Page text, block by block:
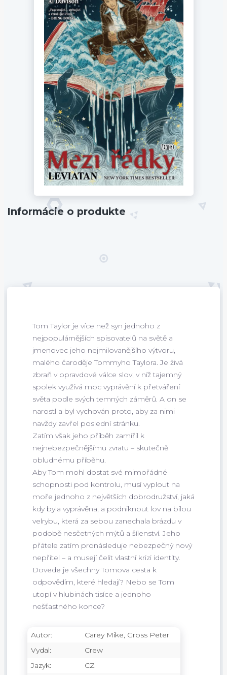
Informácie o produkte
Tom Taylor je více než syn jednoho z
nejpopulárnějších spisovatelů na světě a
jmenovec jeho nejmilovanějšího výtvoru,
malého čaroděje Tommyho Taylora. Je živá
zbraň v opravdové válce slov, v níž tajemný
spolek využívá moc vyprávění k přetváření
světa podle svých temných záměrů. A on se
narostl a byl vychován proto, aby za nimi
navždy zavřel poslední stránku.
Zatím však jeho příběh zamířil k
nejnebezpečnějšímu zvratu – skutečně
obludnému příběhu.
Aby Tom mohl dostat své mimořádné
schopnosti pod kontrolu, musí vyplout na
moře jednoho z největších dobrodružství, jaká
kdy byla vyprávěna, a podniknout lov na bílou
velrybu, která za sebou zanechala brázdu v
podobě nesčetných mýtů a šílenství. Jeho
přátele zatím pronásleduje nebezpečný nový
nepřítel – a musejí čelit vlastní krizi identity.
Dovede je všechny Tomova cesta k
odpovědím, které hledají? Nebo se Tom
utopí v hlubinách tisíce a jednoho
nešťastného konce?
Autor:
Carey Mike, Gross Peter
Vydal:
Crew
Jazyk:
CZ